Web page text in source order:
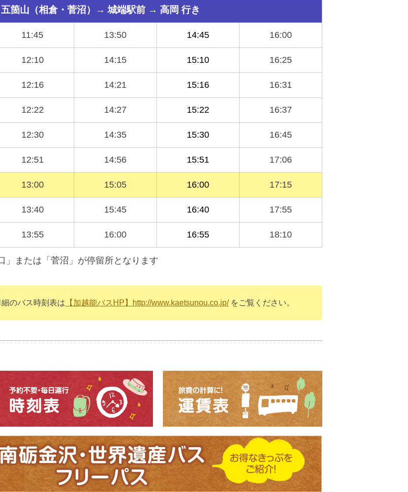
箇山（相倉・菅沼）→ 城端駅前 → 高岡 行き
11:45 13:50 14:45 16:00
12:10 14:15 15:10 16:25
12:16 14:21 15:16 16:31
12:22 14:27 15:22 16:37
12:30 14:35 15:30 16:45
12:51 14:56 15:51 17:06
13:00 15:05 16:00 17:15
13:40 15:45 16:40 17:55
13:55 16:00 16:55 18:10
または「菅沼」が停留所となります
のバス時刻表は 【加越能バスHP】http://www.kaetsunou.co.jp/をご覧ください。